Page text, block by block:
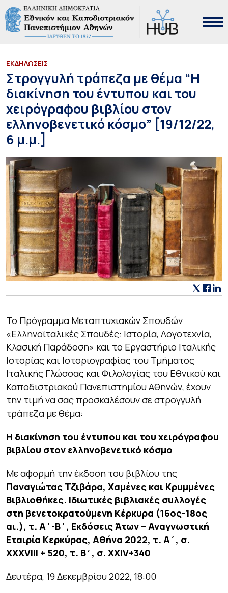
ΕΚΔΗΛΩΣΕΙΣ
Στρογγυλή τράπεζα με θέμα “Η
διακίνηση του έντυπου και του
χειρόγραφου βιβλίου στον
ελληνοβενετικό κόσμο” [19/12/22,
6 μ.μ.]
Το Πρόγραμμα Μεταπτυχιακών Σπουδών
«Ελληνοϊταλικές Σπουδές: Ιστορία, Λογοτεχνία,
Κλασική Παράδοση» και το Εργαστήριο Ιταλικής
Ιστορίας και Ιστοριογραφίας του Τμήματος
Ιταλικής Γλώσσας και Φιλολογίας του Εθνικού και
Καποδιστριακού Πανεπιστημίου Αθηνών, έχουν
την τιμή να σας προσκαλέσουν σε στρογγυλή
τράπεζα με θέμα:
Η διακίνηση του έντυπου και του χειρόγραφου
βιβλίου στον ελληνοβενετικό κόσμο
Με αφορμή την έκδοση του βιβλίου της
Παναγιώτας Τζιβάρα, Χαμένες και Κρυμμένες
Βιβλιοθήκες. Ιδιωτικές βιβλιακές συλλογές
στη βενετοκρατούμενη Κέρκυρα (16ος-18ος
αι.), τ. Α΄-Β΄, Εκδόσεις Άτων – Αναγνωστική
Εταιρία Κερκύρας, Αθήνα 2022, τ. Α΄, σ.
XXXVIII + 520, τ. Β΄, σ. XXIV+340
Δευτέρα, 19 Δεκεμβρίου 2022, 18:00